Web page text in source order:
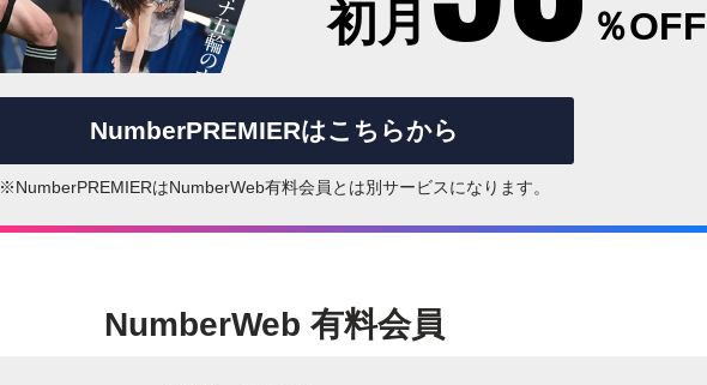
初月 ％OFF
NumberPREMIERはこちらから
※NumberPREMIERはNumberWeb有料会員とは別サービスになります。
NumberWeb 有料会員